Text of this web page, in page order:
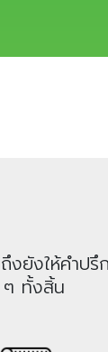
งยังให้คำปรึ
ๆ ทั้งสิ้น